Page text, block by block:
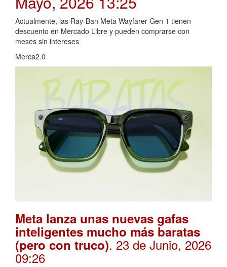
Actualmente, las Ray-Ban Meta Wayfarer Gen 1 tienen
descuento en Mercado Libre y pueden comprarse con
meses sin intereses
Merca2.0
Meta lanza unas nuevas gafas
inteligentes mucho más baratas
(pero con truco). 23 de Junio, 2026
09:26